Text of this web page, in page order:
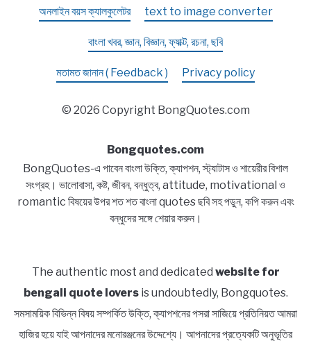
অনলাইন বয়স ক্যালকুলেটর text to image converter
বাংলা খবর, জ্ঞান, বিজ্ঞান, ফ্যাক্ট, রচনা, ছবি
মতামত জানান ( Feedback ) Privacy policy
© 2026 Copyright BongQuotes.com
Bongquotes.com
BongQuotes-এ পাবেন বাংলা উক্তি, ক্যাপশন, স্ট্যাটাস ও শায়েরীর বিশাল
সংগ্রহ। ভালোবাসা, কষ্ট, জীবন, বন্ধুত্ব, attitude, motivational ও
romantic বিষয়ের উপর শত শত বাংলা quotes ছবি সহ পড়ুন, কপি করুন এবং
বন্ধুদের সঙ্গে শেয়ার করুন।
The authentic most and dedicated website for
bengali quote loversis undoubtedly, Bongquotes.
সমসাময়িক বিভিন্ন বিষয় সম্পর্কিত উক্তি, ক্যাপশনের পসরা সাজিয়ে প্রতিনিয়ত আমরা
হাজির হয়ে যাই আপনাদের মনোরঞ্জনের উদ্দেশ্যে। আপনাদের প্রত্যেকটি অনুভূতির